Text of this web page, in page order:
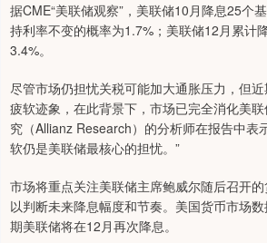
据CME“美联储观察”，美联储10月降息25个
持利率不变的概率为1.7%；美联储12月累计
3.4%。
尽管市场仍担忧关税可能加大通胀压力，但
疲软迹象，在此背景下，市场已完全消化美
究（Allianz Research）的分析师在报告中表
软仍是美联储最核心的担忧。”
市场将重点关注美联储主席鲍威尔随后召开的
以判断未来降息幅度和节奏。美国货币市场
期美联储将在12月再次降息。